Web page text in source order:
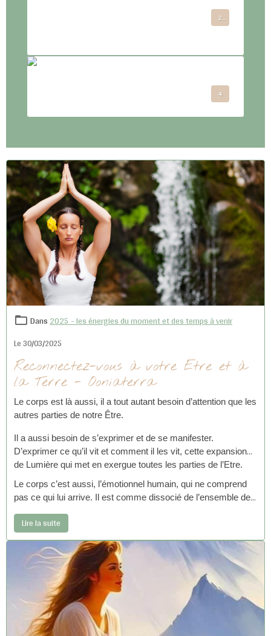
2
4
Dans2025 - les énergies du moment et des temps à venir
Le 30/03/2025
Reconnectez-vous à votre Être et à
la Terre - Ooniaterra
Le corps est là aussi, il a tout autant besoin d’attention que les
autres parties de notre Être.
Il a aussi besoin de s’exprimer et de se manifester.
D’exprimer ce qu’il vit et comment il les vit, cette expansion
de Lumière qui met en exergue toutes les parties de l’Etre.
Le corps c’est aussi, l’émotionnel humain, qui ne comprend
pas ce qui lui arrive. Il est comme dissocié de l’ensemble de
Lire la suite